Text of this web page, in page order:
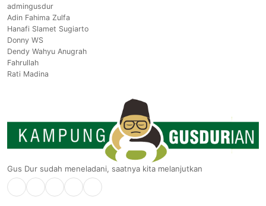
admingusdur
Adin Fahima Zulfa
Hanafi Slamet Sugiarto
Donny WS
Dendy Wahyu Anugrah
Fahrullah
Rati Madina
Gus Dur sudah meneladani, saatnya kita melanjutkan